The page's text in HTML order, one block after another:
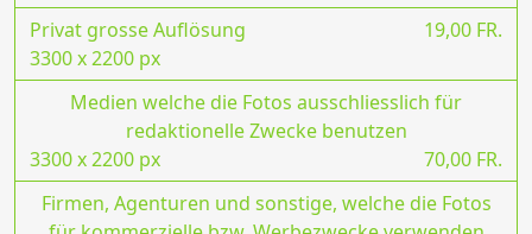
Privat grosse Auflösung
19,00 FR.
3300 x 2200 px
Medien welche die Fotos ausschliesslich für
redaktionelle Zwecke benutzen
70,00 FR.
3300 x 2200 px
Firmen, Agenturen und sonstige, welche die Fotos